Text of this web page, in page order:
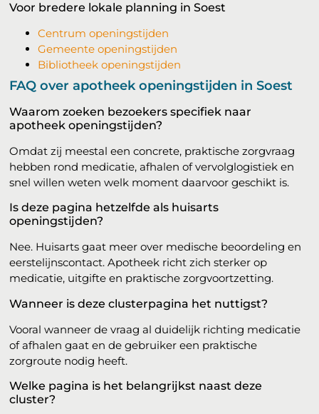
Voor bredere lokale planning in Soest
Centrum openingstijden
Gemeente openingstijden
Bibliotheek openingstijden
FAQ over apotheek openingstijden in Soest
Waarom zoeken bezoekers specifiek naar
apotheek openingstijden?
Omdat zij meestal een concrete, praktische zorgvraag
hebben rond medicatie, afhalen of vervolglogistiek en
snel willen weten welk moment daarvoor geschikt is.
Is deze pagina hetzelfde als huisarts
openingstijden?
Nee. Huisarts gaat meer over medische beoordeling en
eerstelijnscontact. Apotheek richt zich sterker op
medicatie, uitgifte en praktische zorgvoortzetting.
Wanneer is deze clusterpagina het nuttigst?
Vooral wanneer de vraag al duidelijk richting medicatie
of afhalen gaat en de gebruiker een praktische
zorgroute nodig heeft.
Welke pagina is het belangrijkst naast deze
cluster?